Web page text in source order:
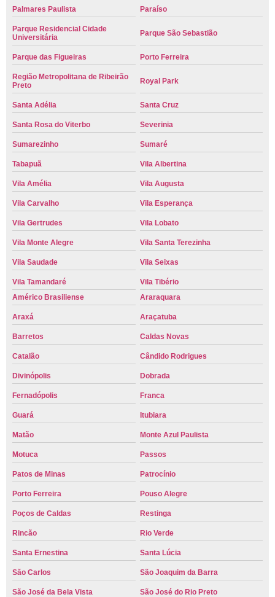
Palmares Paulista Paraíso
Parque Residencial Cidade
Universitária
Parque São Sebastião
Parque das Figueiras Porto Ferreira
Região Metropolitana de Ribeirão
Preto
Royal Park
Santa Adélia Santa Cruz
Santa Rosa do Viterbo Severinia
Sumarezinho Sumaré
Tabapuã Vila Albertina
Vila Amélia Vila Augusta
Vila Carvalho Vila Esperança
Vila Gertrudes Vila Lobato
Vila Monte Alegre Vila Santa Terezinha
Vila Saudade Vila Seixas
Vila Tamandaré
Vila Tibério
Américo Brasiliense
Araraquara
Araxá Araçatuba
Barretos Caldas Novas
Catalão Cândido Rodrigues
Divinópolis Dobrada
Fernadópolis Franca
Guará Itubiara
Matão Monte Azul Paulista
Motuca Passos
Patos de Minas Patrocínio
Porto Ferreira Pouso Alegre
Poços de Caldas Restinga
Rincão Rio Verde
Santa Ernestina Santa Lúcia
São Carlos São Joaquim da Barra
São José da Bela Vista São José do Rio Preto